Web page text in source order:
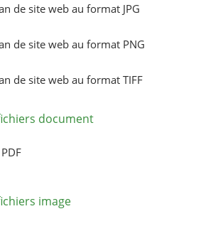
de site web au format JPG
de site web au format PNG
de site web au format TIFF
document
image